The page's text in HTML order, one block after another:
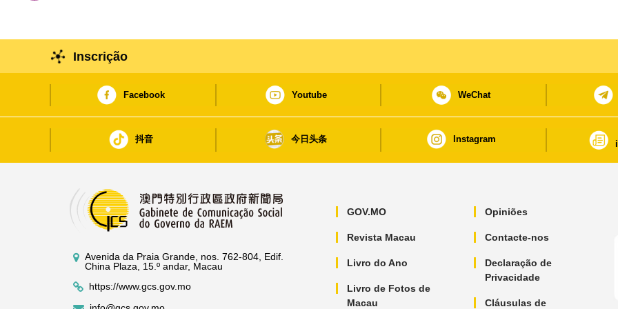
Inscrição
Facebook Youtube WeChat
抖音 今日头条 Instagram
Avenida da Praia Grande, nos. 762-804, Edif.
China Plaza, 15.º andar, Macau
https://www.gcs.gov.mo
GOV.MO
Revista Macau
Livro do Ano
Livro de Fotos de
Macau
Opiniões
Contacte-nos
Declaração de
Privacidade
Cláusulas de